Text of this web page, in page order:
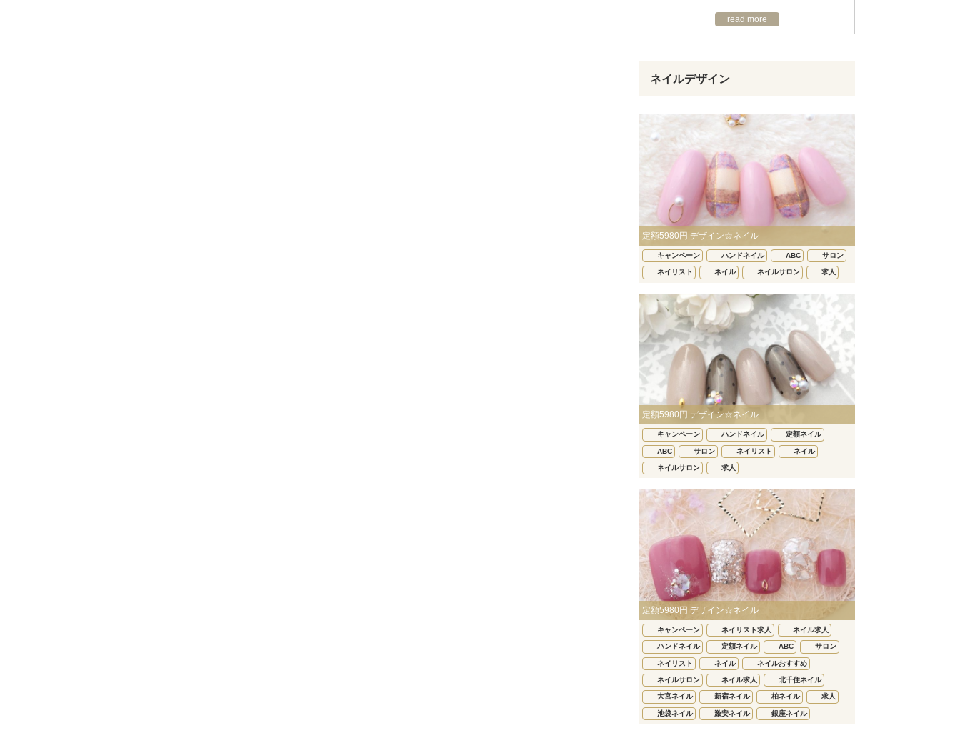
read more
ネイルデザイン
定額5980円 デザイン☆ネイル
キャンペーン ハンドネイル ABC サロン
ネイリスト ネイル ネイルサロン 求人
定額5980円 デザイン☆ネイル
キャンペーン ハンドネイル 定額ネイル
ABC サロン ネイリスト ネイル
ネイルサロン 求人
定額5980円 デザイン☆ネイル
キャンペーン ネイリスト求人 ネイル求人
ハンドネイル 定額ネイル ABC サロン
ネイリスト ネイル ネイルおすすめ
ネイルサロン ネイル求人 北千住ネイル
大宮ネイル 新宿ネイル 柏ネイル 求人
池袋ネイル 激安ネイル 銀座ネイル